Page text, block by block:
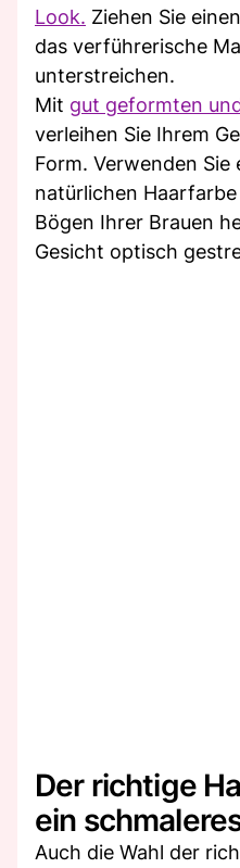
Look. Ziehen Sie
das verführerische
unterstreichen.
Mit gut geformten
verleihen Sie Ihrem
Form. Verwenden
natürlichen
Bögen Ihrer Brauen
Gesicht optisch
Der richtige
ein
Auch die Wahl der